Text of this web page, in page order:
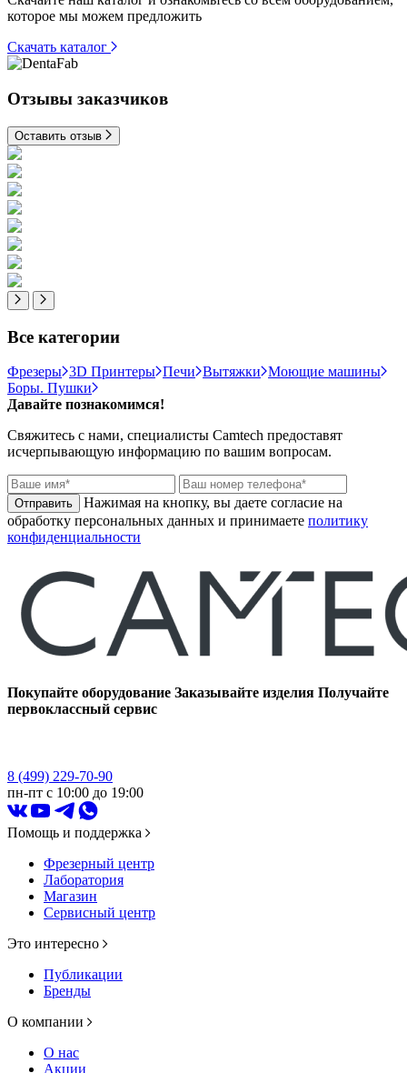
которое мы можем предложить
Скачать каталог
Отзывы заказчиков
Оставить отзыв
Все категории
Фрезеры 3D Принтеры Печи Вытяжки Моющие машины
Боры. Пушки
Давайте познакомимся!
Свяжитесь с нами, специалисты Camtech предоставят
исчерпывающую информацию по вашим вопросам.
Нажимая на кнопку, вы даете согласие на
обработку персональных данных и принимаете политику
конфиденциальности
Покупайте оборудование Заказывайте изделия Получайте
первоклассный сервис
8 (499) 229-70-90
пн-пт с 10:00 до 19:00
Помощь и поддержка
Фрезерный центр
Лаборатория
Магазин
Сервисный центр
Это интересно
Публикации
Бренды
О компании
О нас
Акции